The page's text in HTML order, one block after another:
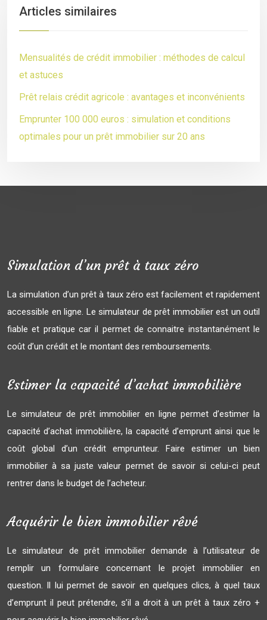
Articles similaires
Mensualités de crédit immobilier : méthodes de calcul
et astuces
Prêt relais crédit agricole : avantages et inconvénients
Emprunter 100 000 euros : simulation et conditions
optimales pour un prêt immobilier sur 20 ans
Simulation d’un prêt à taux zéro
La simulation d’un prêt à taux zéro est facilement et rapidement
accessible en ligne. Le simulateur de prêt immobilier est un outil
fiable et pratique car il permet de connaitre instantanément le
coût d’un crédit et le montant des remboursements.
Estimer la capacité d’achat immobilière
Le simulateur de prêt immobilier en ligne permet d’estimer la
capacité d’achat immobilière, la capacité d’emprunt ainsi que le
coût global d’un crédit emprunteur. Faire estimer un bien
immobilier à sa juste valeur permet de savoir si celui-ci peut
rentrer dans le budget de l’acheteur.
Acquérir le bien immobilier rêvé
Le simulateur de prêt immobilier demande à l’utilisateur de
remplir un formulaire concernant le projet immobilier en
question. Il lui permet de savoir en quelques clics, à quel taux
d’emprunt il peut prétendre, s’il a droit à un prêt à taux zéro +